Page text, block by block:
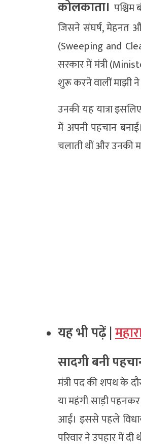
कोलकाता।
जिसने संघर्ष, मेहनत
(Sweeping and
सरकार में मंत्री
शुरू करने वालीं माझी ने
उनकी यह यात्रा
में अपनी पहचान
चलाती थीं और उनकी
यह भी पढ़ें |
सादगी बनी
मंत्री पद की शपथ के
या महंगी साड़ी
आईं। इससे पहले
परिवार ने उपहार में